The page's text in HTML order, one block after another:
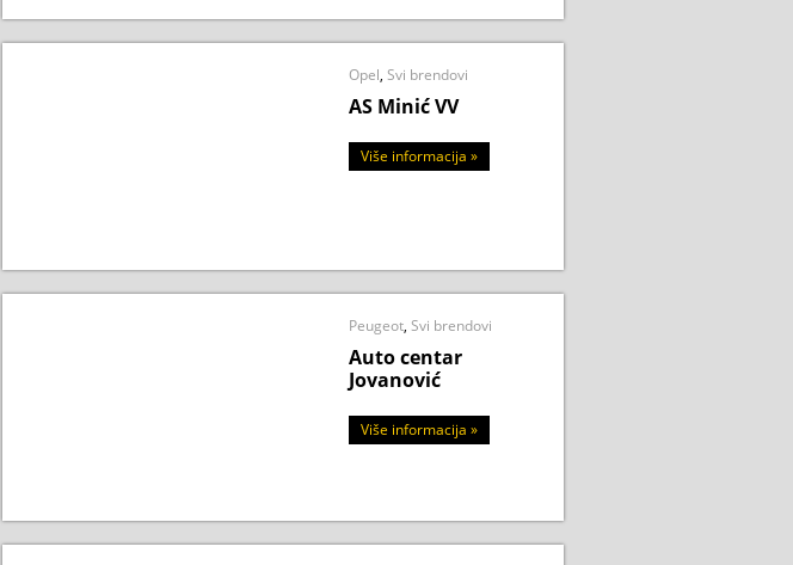
Opel, Svi brendovi
AS Minić VV
Više informacija »
Peugeot, Svi brendovi
Auto centar
Jovanović
Više informacija »